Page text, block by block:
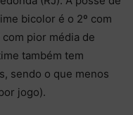
bicolor é o 2º com
com pior média de
também tem
sendo o que menos
jogo).